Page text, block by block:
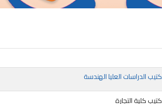
كتيب الدراسات العليا الهندسة
كتيب كلية التجارة